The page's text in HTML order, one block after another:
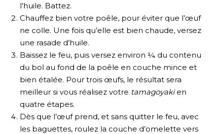
l’huile. Battez.
Chauffez bien votre poêle, pour éviter que l’œuf
ne colle. Une fois qu’elle est bien chaude, versez
une rasade d’huile.
Baissez le feu, puis versez environ ¼ du contenu
du bol au fond de la poêle en couche mince et
bien étalée. Pour trois œufs, le résultat sera
meilleur si vous réalisez votre tamagoyakien
quatre étapes.
Dès que l’œuf prend, et sans quitter le feu, avec
les baguettes, roulez la couche d’omelette vers